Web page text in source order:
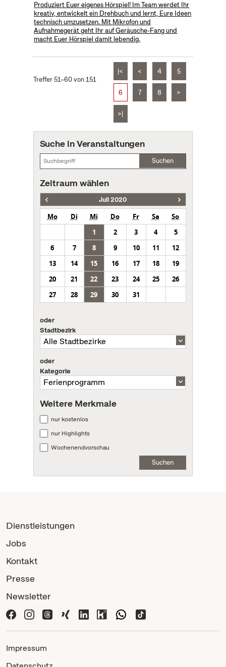
Produziert Euer eigenes Hörspiel! Im Team werdet Ihr
kreativ, entwickelt ein Drehbuch und lernt, Eure Ideen
technisch umzusetzen. Mit Mikrofon und
Aufnahmegerät geht Ihr auf Geräusche-Fang und
macht Euer Hörspiel damit lebendig.
Treffer 51–60 von 151
|< < 4 5
6 7 8 >
>|
Suche in Veranstaltungen
Suchen
Zeitraum wählen
Juli 2020
Mo Di Mi Do Fr Sa
So
1
2 3 4
5
6
7 8 9 10 11
12
13
14 15 16 17 18
19
20
21 22 23 24 25
26
27
28 29 30 31
oder
Stadtbezirk
oder
Kategorie
Weitere Merkmale
nur kostenlos
nur Highlights
Wochenendvorschau
Suchen
Dienstleistungen
Jobs
Kontakt
Presse
Newsletter
Impressum